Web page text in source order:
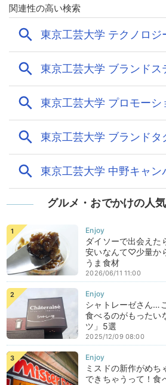
グルメ・おでかけの人
ダイソーで出会えた
安いなんて♡少量か
うま食材
2026/06/11 11:00
シャトレーゼさん…
食べるのがもったい
ツ」5選
2025/12/09 08:00
ミスドの新作がめ
できちゃうって！食